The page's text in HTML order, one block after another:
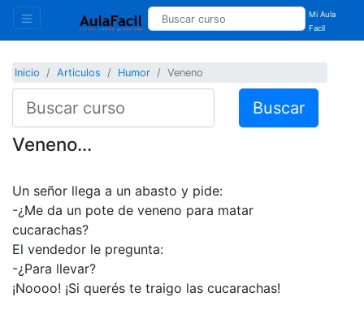
Mi Aula
Facil
Inicio Articulos Humor Veneno
Buscar
Veneno...
Un señor llega a un abasto y pide:
-¿Me da un pote de veneno para matar
cucarachas?
El vendedor le pregunta:
-¿Para llevar?
¡Noooo! ¡Si querés te traigo las cucarachas!